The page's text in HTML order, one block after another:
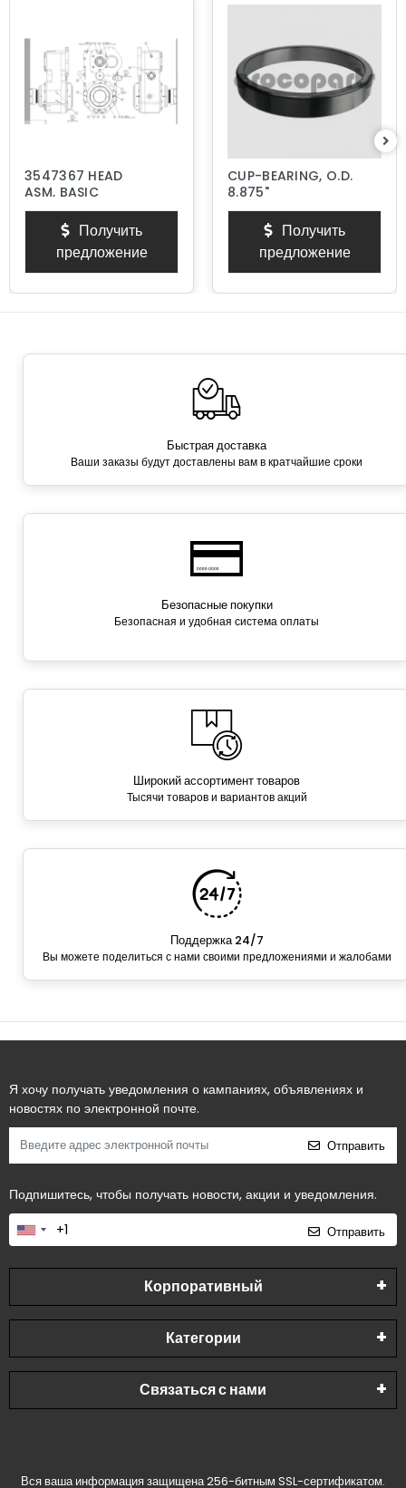
3547367 HEAD
ASM, BASIC
Получить
предложение
CUP-BEARING, O.D.
8.875"
Получить
предложение
Быстрая доставка
Ваши заказы будут доставлены вам в кратчайшие сроки
Безопасные покупки
Безопасная и удобная система оплаты
Широкий ассортимент товаров
Тысячи товаров и вариантов акций
Поддержка 24/7
Вы можете поделиться с нами своими предложениями и жалобами
Я хочу получать уведомления о кампаниях, объявлениях и
новостях по электронной почте.
Отправить
Подпишитесь, чтобы получать новости, акции и уведомления.
Отправить
Корпоративный
Категории
Связаться с нами
Вся ваша информация защищена 256-битным SSL-сертификатом.